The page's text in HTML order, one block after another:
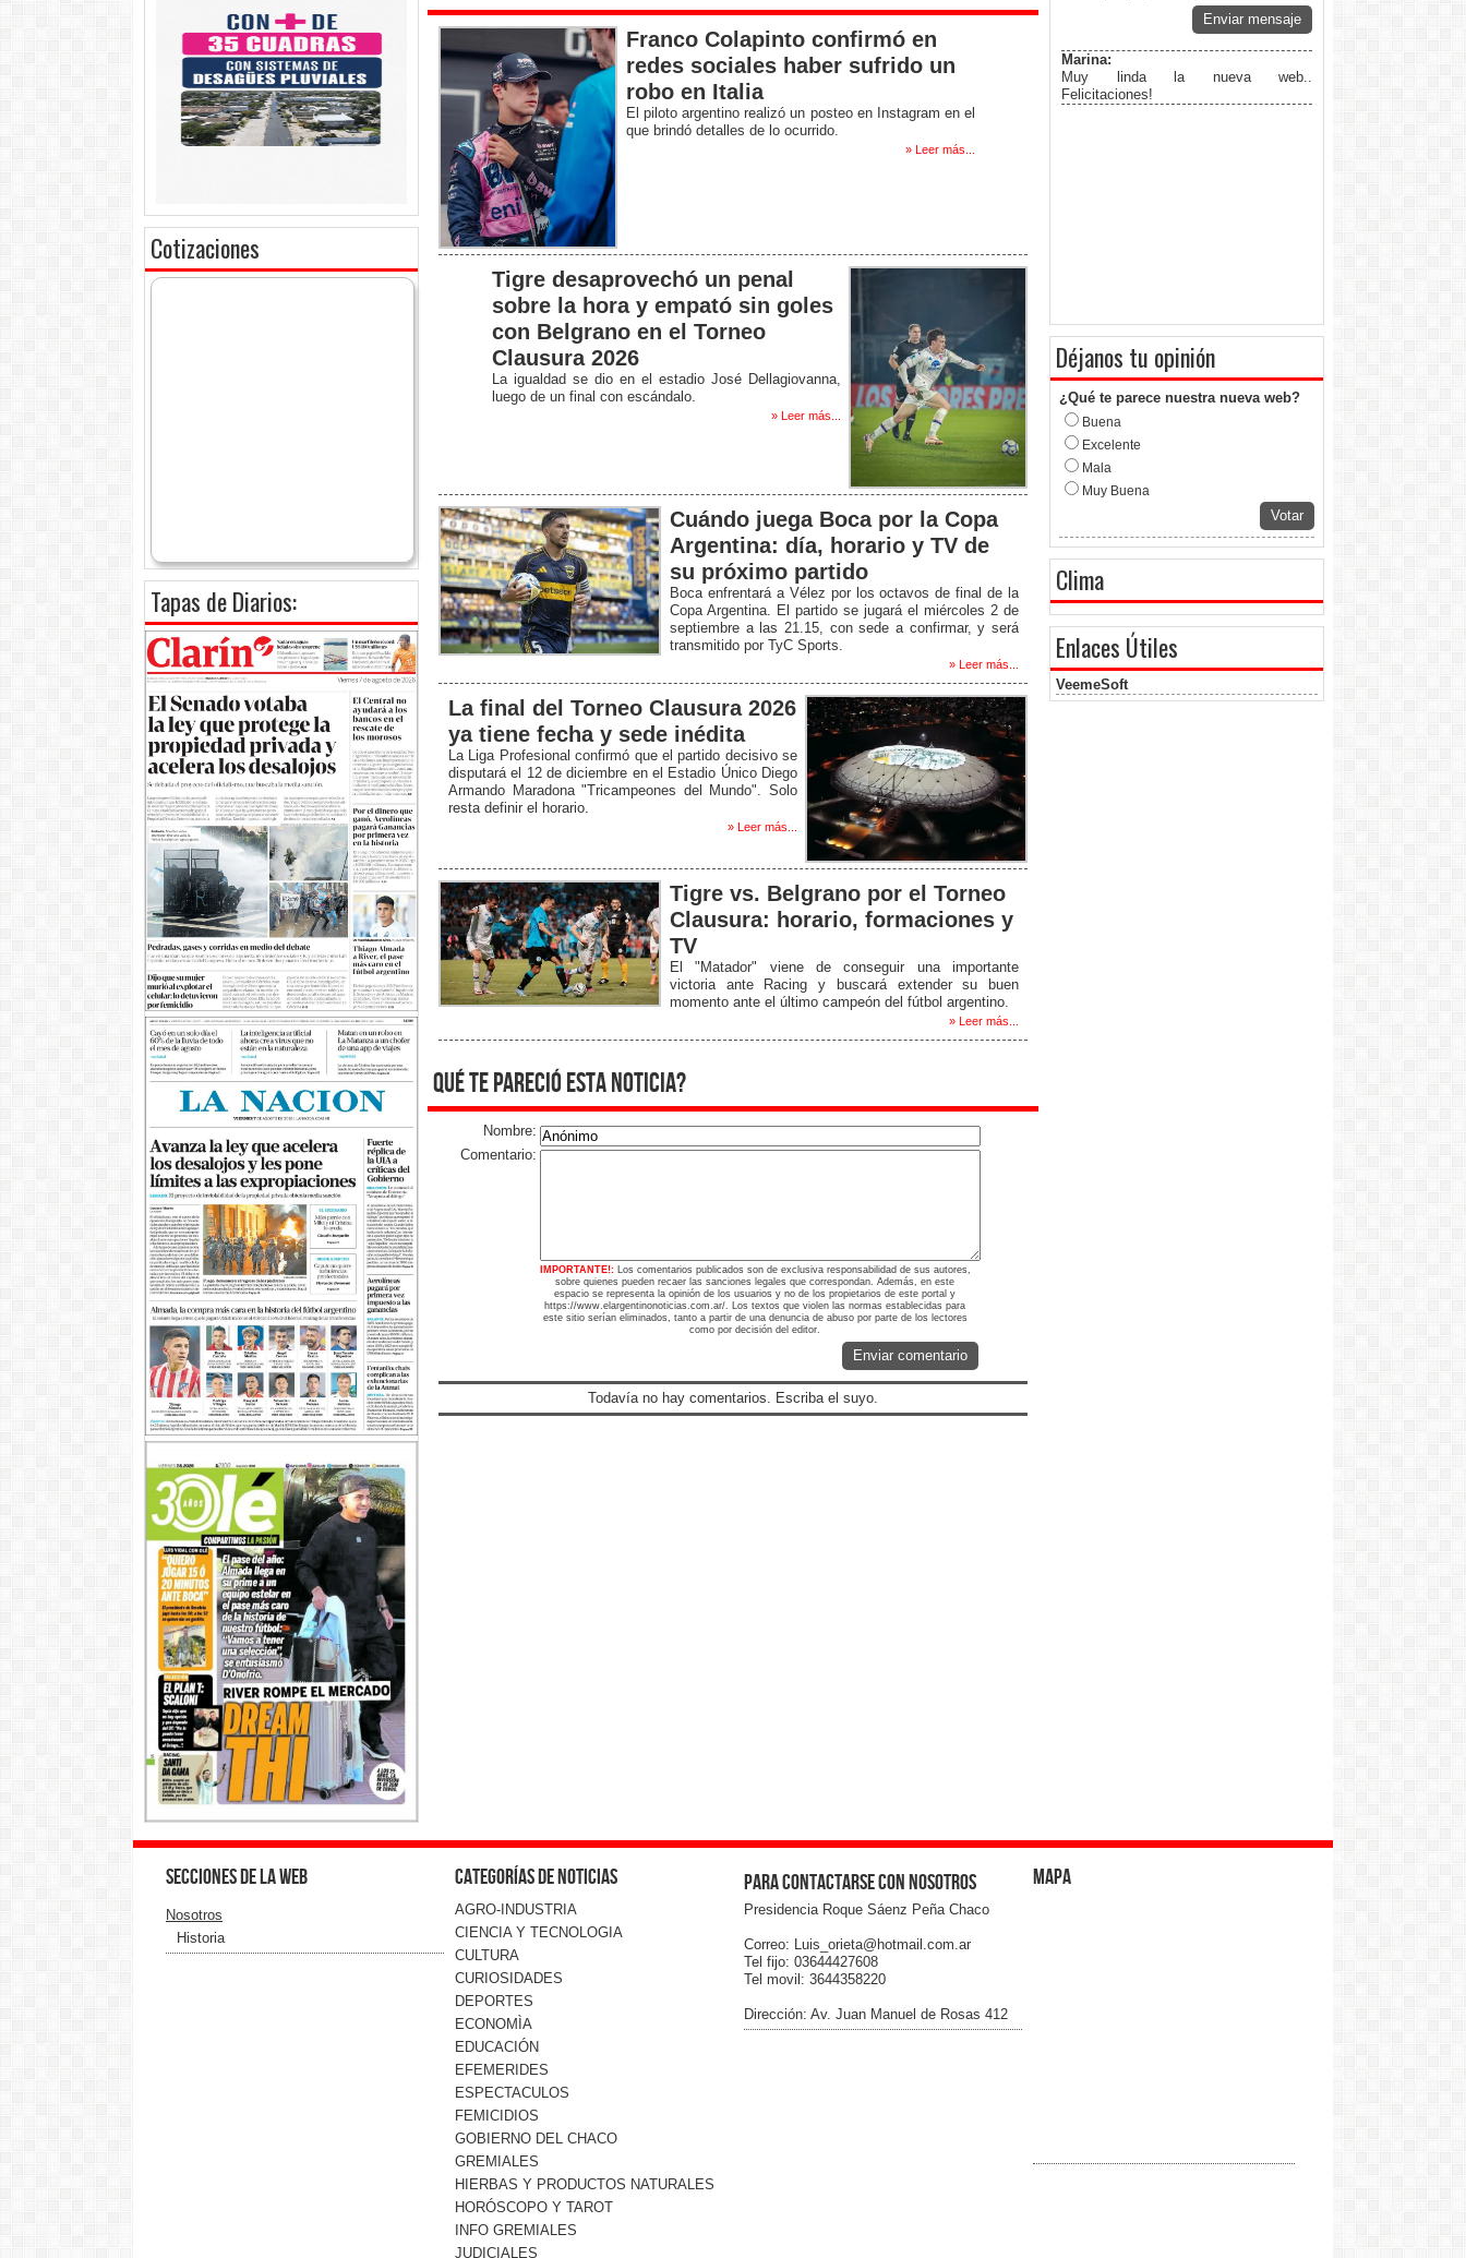
Cotizaciones
Tapas de Diarios:
Franco Colapinto confirmó en
redes sociales haber sufrido un
robo en Italia
El piloto argentino realizó un posteo en Instagram en el
que brindó detalles de lo ocurrido.
» Leer más...
Tigre desaprovechó un penal
sobre la hora y empató sin goles
con Belgrano en el Torneo
Clausura 2026
La igualdad se dio en el estadio José Dellagiovanna,
luego de un final con escándalo.
» Leer más...
Cuándo juega Boca por la Copa
Argentina: día, horario y TV de
su próximo partido
Boca enfrentará a Vélez por los octavos de final de la
Copa Argentina. El partido se jugará el miércoles 2 de
septiembre a las 21.15, con sede a confirmar, y será
transmitido por TyC Sports.
» Leer más...
La final del Torneo Clausura 2026
ya tiene fecha y sede inédita
La Liga Profesional confirmó que el partido decisivo se
disputará el 12 de diciembre en el Estadio Único Diego
Armando Maradona "Tricampeones del Mundo". Solo
resta definir el horario.
» Leer más...
Tigre vs. Belgrano por el Torneo
Clausura: horario, formaciones y
TV
El "Matador" viene de conseguir una importante
victoria ante Racing y buscará extender su buen
momento ante el último campeón del fútbol argentino.
» Leer más...
qué te pareció esta noticia?
Nombre:
Comentario:
IMPORTANTE!:
Los comentarios publicados son de exclusiva responsabilidad de sus autores,
sobre quienes pueden recaer las sanciones legales que correspondan. Además, en este
espacio se representa la opinión de los usuarios y no de los propietarios de este portal y
https://www.elargentinonoticias.com.ar/. Los textos que violen las normas establecidas para
este sitio serían eliminados, tanto a partir de una denuncia de abuso por parte de los lectores
como por decisión del editor.
Enviar comentario
Todavía no hay comentarios. Escriba el suyo.
Enviar mensaje
Marina:
Muy linda la nueva web..
Felicitaciones!
Déjanos tu opinión
¿Qué te parece nuestra nueva web?
Buena
Excelente
Mala
Muy Buena
Votar
Clima
Enlaces Útiles
VeemeSoft
Secciones de la web
Nosotros
Historia
Categorías de noticias
AGRO-INDUSTRIA
CIENCIA Y TECNOLOGIA
CULTURA
CURIOSIDADES
DEPORTES
ECONOMÌA
EDUCACIÓN
EFEMERIDES
ESPECTACULOS
FEMICIDIOS
GOBIERNO DEL CHACO
GREMIALES
HIERBAS Y PRODUCTOS NATURALES
HORÓSCOPO Y TAROT
INFO GREMIALES
JUDICIALES
Para contactarse con nosotros
Presidencia Roque Sáenz Peña Chaco
Correo: Luis_orieta@hotmail.com.ar
Tel fijo: 03644427608
Tel movil: 3644358220
Dirección: Av. Juan Manuel de Rosas 412
Mapa